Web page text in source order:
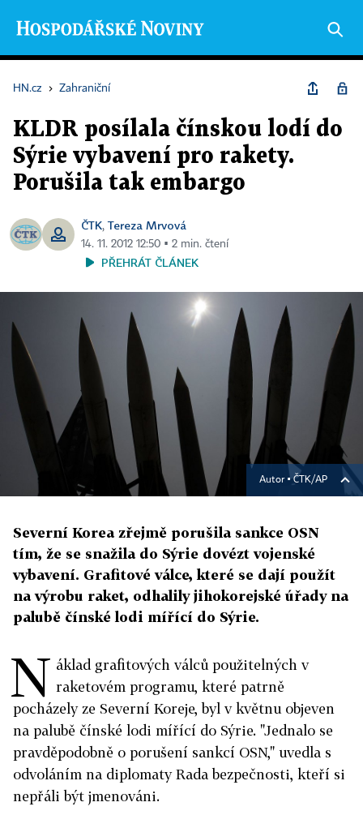
HN.cz › Zahraniční
KLDR posílala čínskou lodí do
Sýrie vybavení pro rakety.
Porušila tak embargo
ČTK, Tereza Mrvová
14. 11. 2012 12:50 ▪ 2 min. čtení
PŘEHRÁT ČLÁNEK
Autor ▪ČTK/AP
Severní Korea zřejmě porušila sankce OSN
tím, že se snažila do Sýrie dovézt vojenské
vybavení. Grafitové válce, které se dají použít
na výrobu raket, odhalily jihokorejské úřady na
palubě čínské lodi mířící do Sýrie.
N áklad grafitových válců použitelných v
raketovém programu, které patrně
pocházely ze Severní Koreje, byl v květnu objeven
na palubě čínské lodi mířící do Sýrie. "Jednalo se
pravděpodobně o porušení sankcí OSN," uvedla s
odvoláním na diplomaty Rada bezpečnosti, kteří si
nepřáli být jmenováni.